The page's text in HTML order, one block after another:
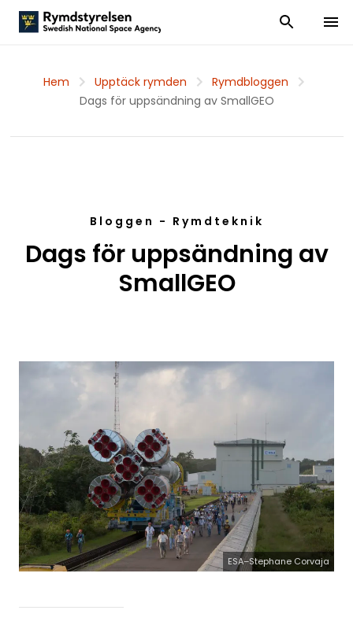
Visa och dölj
Visa
Hem Upptäck rymden
Rymdbloggen
Dags för uppsändning av SmallGEO
Bloggen - Rymdteknik
Dags för uppsändning av
SmallGEO
ESA–Stephane Corvaja